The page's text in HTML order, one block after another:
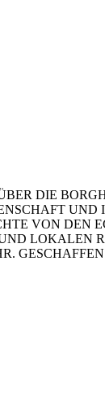
DIE
UND
VON DEN
LOKALEN
GESCHAFFEN